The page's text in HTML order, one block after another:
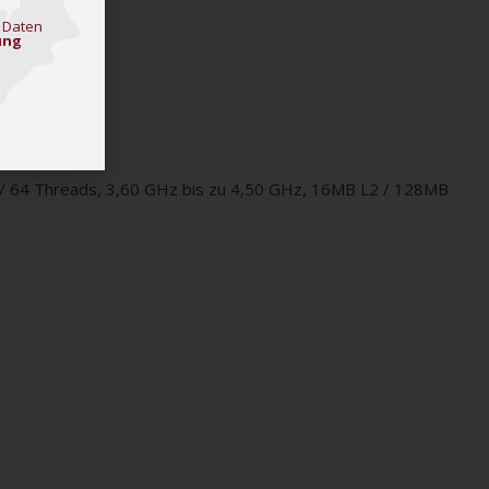
Threads, 3,60 GHz bis zu 4,50 GHz, 16MB L2 / 128MB